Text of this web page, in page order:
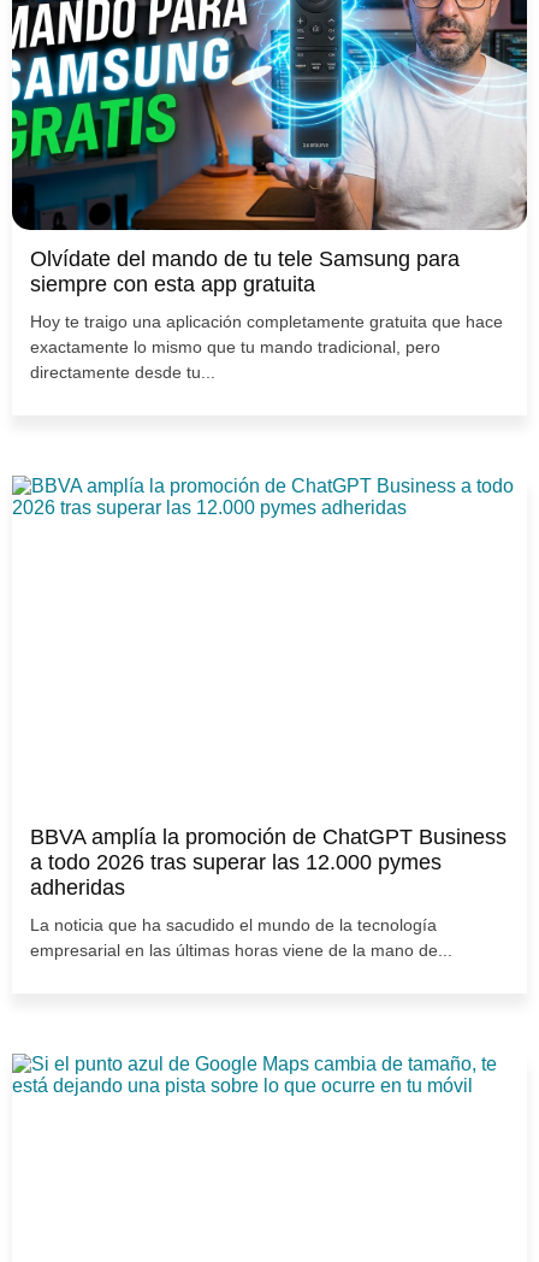
Olvídate del mando de tu tele Samsung para
siempre con esta app gratuita
Hoy te traigo una aplicación completamente gratuita que hace
exactamente lo mismo que tu mando tradicional, pero
directamente desde tu...
BBVA amplía la promoción de ChatGPT Business
a todo 2026 tras superar las 12.000 pymes
adheridas
La noticia que ha sacudido el mundo de la tecnología
empresarial en las últimas horas viene de la mano de...